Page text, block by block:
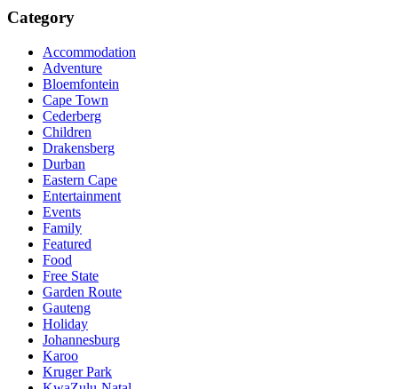
Category
Accommodation
Adventure
Bloemfontein
Cape Town
Cederberg
Children
Drakensberg
Durban
Eastern Cape
Entertainment
Events
Family
Featured
Food
Free State
Garden Route
Gauteng
Holiday
Johannesburg
Karoo
Kruger Park